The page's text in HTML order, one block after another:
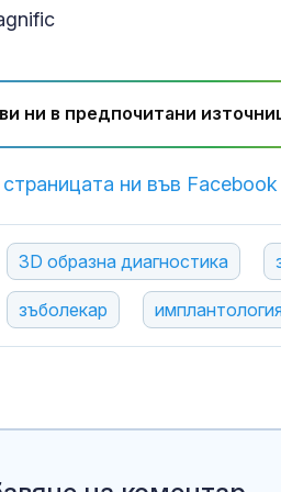
ни в предпочитани
ни във Facebook
3D образна диагностика
зъболекар